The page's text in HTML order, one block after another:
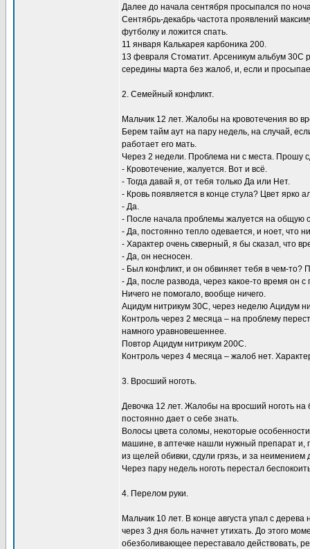
Далее до начала сентября просыпался по
Сентябрь-декабрь частота проявлений
футболку и ложится спать.
11 января Калькарея карбоника 200.
13 февраля Стоматит. Арсеникум альбум
середины марта без жалоб, и, если и
2. Семейный конфликт.
Мальчик 12 лет. Жалобы на кровотечения во
Берем тайм аут на пару недель, на случай,
работает его мать.
Через 2 недели. Проблема ни с места. Прошу
- Кровотечение, жалуется. Вот и всё.
- Тогда давай я, от тебя только Да или Нет.
- Кровь появляется в конце стула? Цвет
- Да.
- После начала проблемы жалуется на общую
- Да, постоянно тепло одевается, и ноет, что
- Характер очень скверный, я бы сказал, что
- Да, он несносен.
- Был конфликт, и он обвиняет тебя в чем-то?
- Да, после развода, через какое-то время он
Ничего не помогало, вообще ничего.
Ацидум нитрикум 30С, через неделю Ацидум
Контроль через 2 месяца – на проблему
намного уравновешеннее.
Повтор Ацидум нитрикум 200С.
Контроль через 4 месяца – жалоб нет.
3. Вросший ноготь.
Девочка 12 лет. Жалобы на вросший ноготь
постоянно дает о себе знать.
Волосы цвета соломы, некоторые
машине, в аптечке нашли нужный препарат и,
из щелей обивки, сдули грязь, и за неимением
Через пару недель ноготь перестал
4. Перелом руки.
Мальчик 10 лет. В конце августа упал с
через 3 дня боль начнет утихать. До этого
обезболивающее переставало действовать,